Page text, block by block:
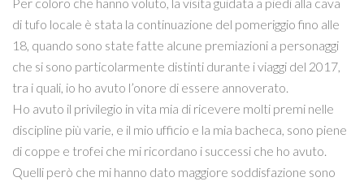
di tufo locale è stata la continuazione del pomeriggio fino alle
18, quando sono state fatte alcune premiazioni a personaggi
che si sono particolarmente distinti durante i viaggi del 2017,
tra i quali, io ho avuto l’onore di essere annoverato.
Ho avuto il privilegio in vita mia di ricevere molti premi nelle
discipline più varie, e il mio ufficio e la mia bacheca, sono piene
di coppe e trofei che mi ricordano i successi che ho avuto.
Quelli però che mi hanno dato maggiore soddisfazione sono